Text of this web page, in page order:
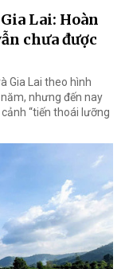
Lai: Hoàn
chưa được
Gia Lai theo hình
nhưng đến nay
“tiến thoái lưỡng